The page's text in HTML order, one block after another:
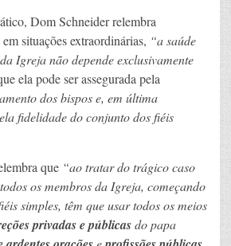
Dom Schneider relembra
situações extraordinárias, “a saúde
Igreja não depende exclusivamente
ela pode ser assegurada pela
dos bispos e, em última
fidelidade do conjunto dos fiéis
que “ao tratar do trágico caso
os membros da Igreja, começando
simples, têm que usar todos os meios
privadas e públicasdo papa